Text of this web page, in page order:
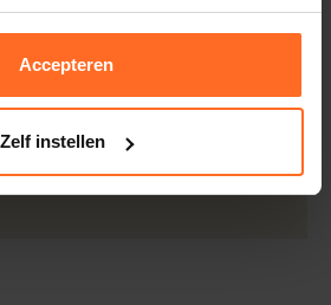
Accepteren
Zelf instellen
creditcard of Paypal, kies zelf
Log in je account en
waardecheques en je